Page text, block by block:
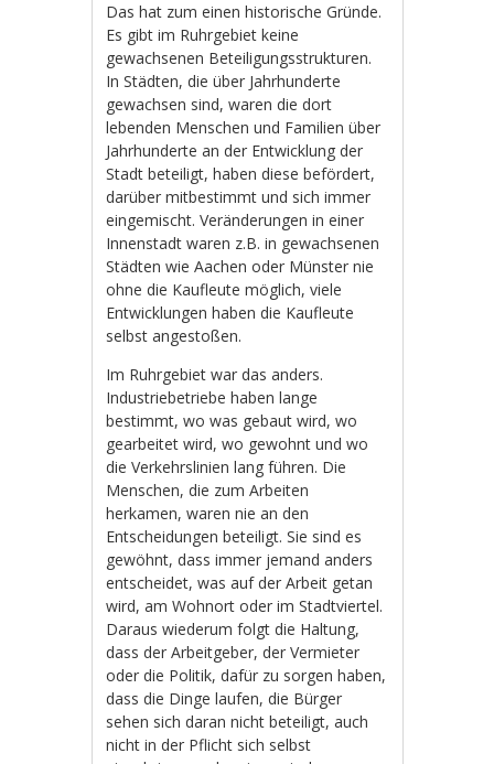
Das hat zum einen historische Gründe.
Es gibt im Ruhrgebiet keine
gewachsenen Beteiligungsstrukturen.
In Städten, die über Jahrhunderte
gewachsen sind, waren die dort
lebenden Menschen und Familien über
Jahrhunderte an der Entwicklung der
Stadt beteiligt, haben diese befördert,
darüber mitbestimmt und sich immer
eingemischt. Veränderungen in einer
Innenstadt waren z.B. in gewachsenen
Städten wie Aachen oder Münster nie
ohne die Kaufleute möglich, viele
Entwicklungen haben die Kaufleute
selbst angestoßen.
Im Ruhrgebiet war das anders.
Industriebetriebe haben lange
bestimmt, wo was gebaut wird, wo
gearbeitet wird, wo gewohnt und wo
die Verkehrslinien lang führen. Die
Menschen, die zum Arbeiten
herkamen, waren nie an den
Entscheidungen beteiligt. Sie sind es
gewöhnt, dass immer jemand anders
entscheidet, was auf der Arbeit getan
wird, am Wohnort oder im Stadtviertel.
Daraus wiederum folgt die Haltung,
dass der Arbeitgeber, der Vermieter
oder die Politik, dafür zu sorgen haben,
dass die Dinge laufen, die Bürger
sehen sich daran nicht beteiligt, auch
nicht in der Pflicht sich selbst